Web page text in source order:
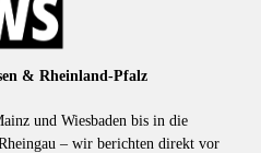
& Rheinland-Pfalz
und Wiesbaden bis in die
– wir berichten direkt vor